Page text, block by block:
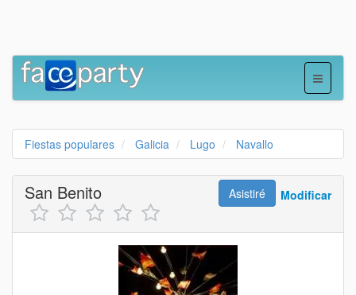
Fiestas populares Galicia Lugo Navallo
Asistiré Modificar
San Benito